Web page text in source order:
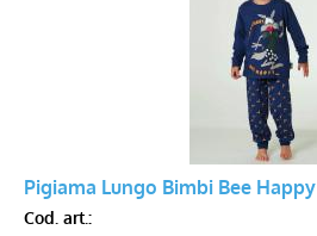
Pigiama Lungo Bimbi Bee Happy
Cod. art.: